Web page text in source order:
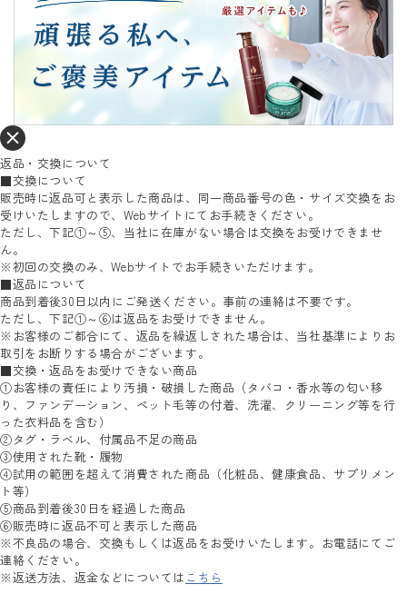
返品・交換について
■交換について
販売時に返品可と表示した商品は、同一商品番号の色・サイズ交換をお
受けいたしますので、Webサイトにてお手続きください。
ただし、下記①～⑤、当社に在庫がない場合は交換をお受けできませ
ん。
※初回の交換のみ、Webサイトでお手続きいただけます。
■返品について
商品到着後30日以内にご発送ください。事前の連絡は不要です。
ただし、下記①～⑥は返品をお受けできません。
※お客様のご都合にて、返品を繰返しされた場合は、当社基準によりお
取引をお断りする場合がございます。
■交換・返品をお受けできない商品
①お客様の責任により汚損・破損した商品（タバコ・香水等の匂い移
り、ファンデーション、ペット毛等の付着、洗濯、クリーニング等を行
った衣料品を含む）
②タグ・ラベル、付属品不足の商品
③使用された靴・履物
④試用の範囲を超えて消費された商品（化粧品、健康食品、サプリメン
ト等）
⑤商品到着後30日を経過した商品
⑥販売時に返品不可と表示した商品
※不良品の場合、交換もしくは返品をお受けいたします。お電話にてご
連絡ください。
※返送方法、返金などについては こちら